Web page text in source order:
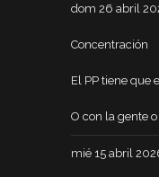
dom 26 abril
Concentración
El PP tiene que
O con la gente
mié 15 abril